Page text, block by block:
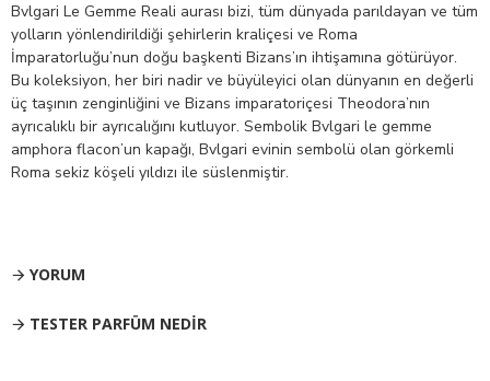
Bvlgari Le Gemme Reali aurası bizi, tüm dünyada parıldayan ve tüm
yolların yönlendirildiği şehirlerin kraliçesi ve Roma
İmparatorluğu’nun doğu başkenti Bizans’ın ihtişamına götürüyor.
Bu koleksiyon, her biri nadir ve büyüleyici olan dünyanın en değerli
üç taşının zenginliğini ve Bizans imparatoriçesi Theodora’nın
ayrıcalıklı bir ayrıcalığını kutluyor. Sembolik Bvlgari le gemme
amphora flacon’un kapağı, Bvlgari evinin sembolü olan görkemli
Roma sekiz köşeli yıldızı ile süslenmiştir.
YORUM
TESTER PARFÜM NEDIR